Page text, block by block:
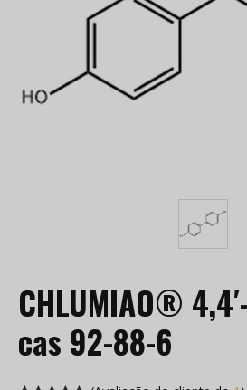
CHLUMIAO®
cas 92-88-6